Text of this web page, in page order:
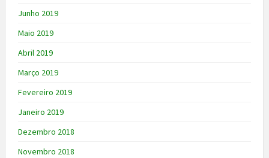
Junho 2019
Maio 2019
Abril 2019
Março 2019
Fevereiro 2019
Janeiro 2019
Dezembro 2018
Novembro 2018